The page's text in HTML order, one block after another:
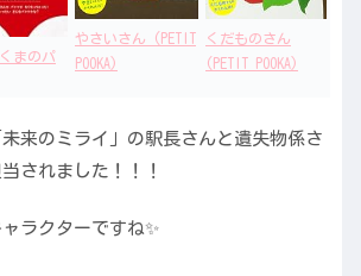
くまのパ
やさいさん (PETIT
POOKA)
くだものさん
(PETIT POOKA)
来のミライ」の駅長さんと遺失物係さ
されました！！！
ラクターですね✨